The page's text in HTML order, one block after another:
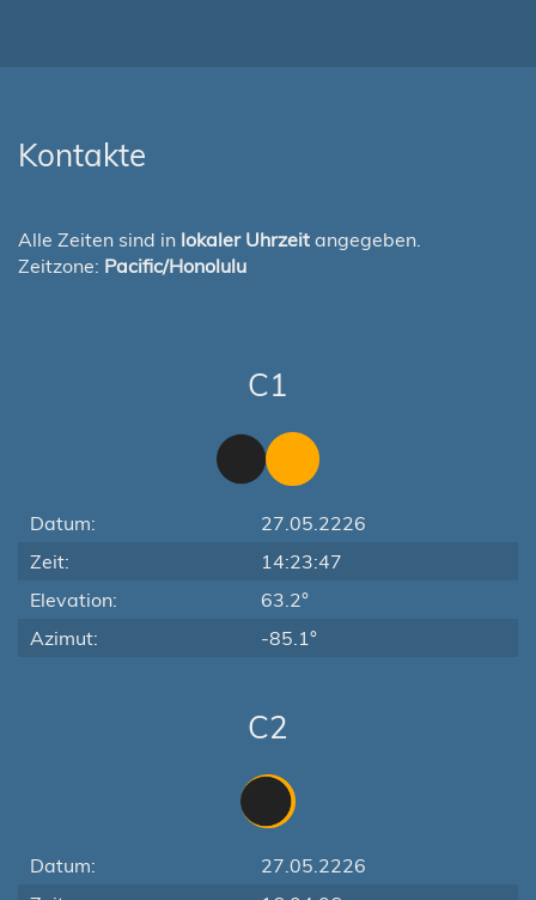
Kontakte
Alle Zeiten sind in lokaler Uhrzeit angegeben.
Zeitzone: Pacific/Honolulu
C1
Datum:
27.05.2226
Zeit:
14:23:47
Elevation:
63.2°
Azimut:
-85.1°
C2
Datum:
27.05.2226